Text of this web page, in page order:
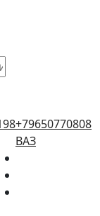
+79650770808
ВАЗ